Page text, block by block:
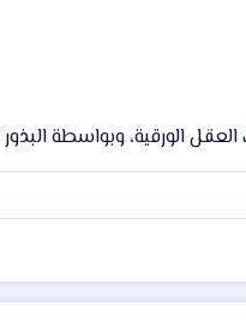
الورقية، وبواسطة